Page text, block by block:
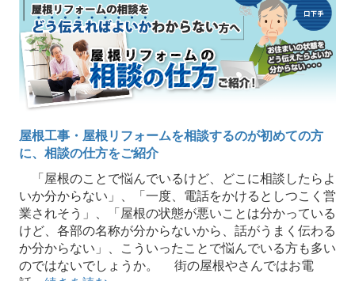
屋根工事・屋根リフォームを相談するのが初めての方
に、相談の仕方をご紹介
「屋根のことで悩んでいるけど、どこに相談したらよ
いか分からない」、「一度、電話をかけるとしつこく営
業されそう」、「屋根の状態が悪いことは分かっている
けど、各部の名称が分からないから、話がうまく伝わる
か分からない」、こういったことで悩んでいる方も多い
のではないでしょうか。 街の屋根やさんではお電